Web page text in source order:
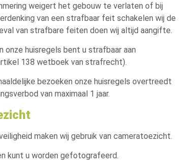
weigert het gebouw te verlaten of bij
van een strafbaar feit schakelen wij de
van strafbare feiten doen wij altijd aangifte.
onze huisregels bent u strafbaar aan
138 wetboek van strafrecht).
bezoeken onze huisregels overtreedt
van maximaal 1 jaar.
maken wij gebruik van cameratoezicht.
kunt u worden gefotografeerd.